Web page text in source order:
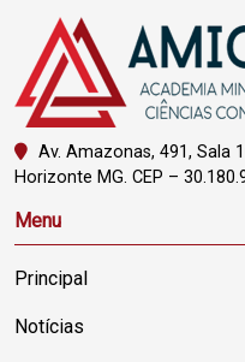
Av. Amazonas, 491, Sala
Horizonte MG. CEP –
Menu
Principal
Notícias